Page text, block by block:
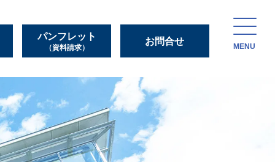
パンフレット
（資料請求）
お問合せ
MENU